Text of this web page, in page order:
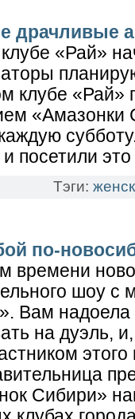
драчливые
«Рай»
клубе «Рай»
«Амазонки
посетили
Тэги:
по-
времени
шоу с
Вам
на дуэль,
Сибири»